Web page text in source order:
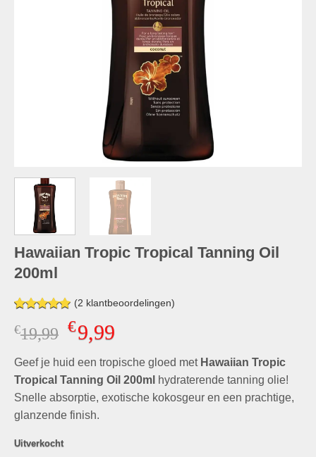
Hawaiian Tropic Tropical Tanning Oil
200ml
Gewaardeerd
5.00op 5
gebaseerd
waarderingen
(2 klantbeoordelingen)
€19,99 Oorspronkelijke
prijs
was:
€19,99.
€9,99Huidige
is:
€9,99.
Geef je huid een tropische gloed met Hawaiian Tropic
Tropical Tanning Oil 200ml hydraterende tanning olie!
Snelle absorptie, exotische kokosgeur en een prachtige,
glanzende finish.
Uitverkocht